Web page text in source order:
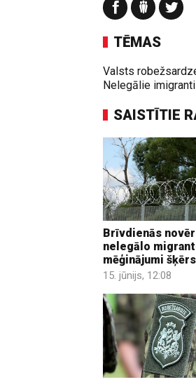
TĒMAS
Valsts
Nelegālie imigranti
SAISTĪTIE
Brīvdienās
nelegālo
mēģinājumi
15. jūnijs, 12:08